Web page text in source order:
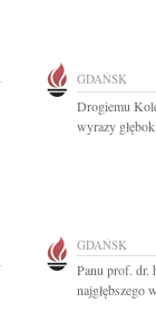
GDAŃSK
Drogiemu
wyrazy
GDAŃSK
Panu prof. dr.
najgłębszego